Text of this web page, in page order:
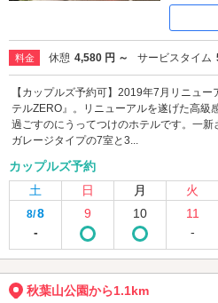
料金 休憩 4,580 円 ～ サービスタイム
【カップルズ予約可】2019年7月リニュ
テルZERO』。リニューアルを遂げた高級
過ごすのにうってつけのホテルです。一
ガレージタイプの7室と3...
カップルズ予約
土
日 月 火
8/8
-
9 10
11
-
秋葉山公園から1.1km